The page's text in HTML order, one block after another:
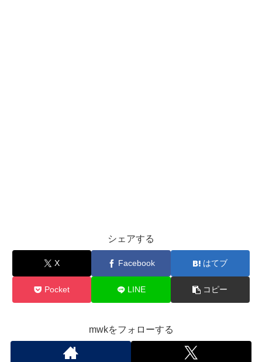
シェアする
X Facebook はてブ
Pocket LINE コピー
mwkをフォローする